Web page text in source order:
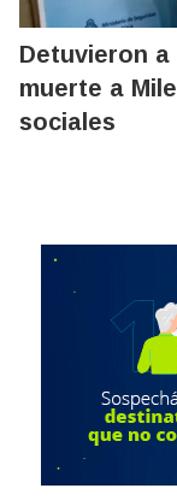
Detuvieron a
muerte a
sociales